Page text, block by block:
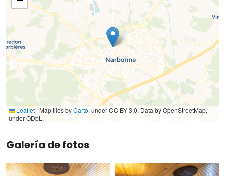
Leaflet | Map tiles byCarto, under CC BY 3.0. Data by OpenStreetMap,
under ODbL.
Galería de fotos